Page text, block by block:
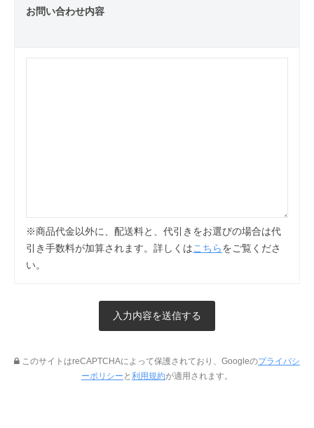
お問い合わせ内容
※商品代金以外に、配送料と、代引きをお選びの場合は代
引き手数料が加算されます。詳しくは こちら をご覧くださ
い。
このサイトはreCAPTCHAによって保護されており、Googleのプライバシ
ーポリシー と 利用規約が適用されます。